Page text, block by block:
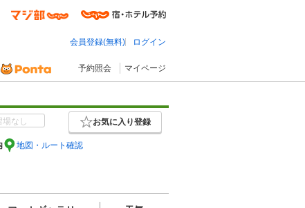
会員登録(無料) ログイン
予約照会 マイページ
場なし お気に入り登録
地図・ルート確認